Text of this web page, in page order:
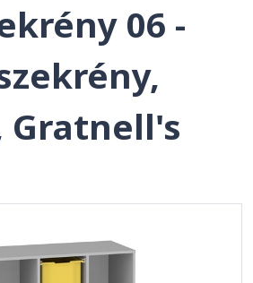
06 -
Gratnell's